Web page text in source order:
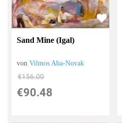
Sand Mine (Igal)
vonVilmos Aba-Novak
€156.00
€90.48